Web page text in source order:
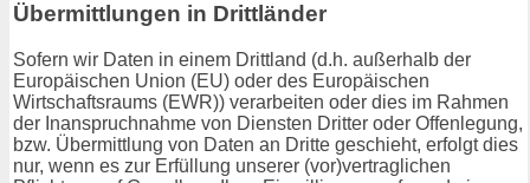
Übermittlungen in Drittländer
Sofern wir Daten in einem Drittland (d.h. außerhalb der
Europäischen Union (EU) oder des Europäischen
Wirtschaftsraums (EWR)) verarbeiten oder dies im Rahmen
der Inanspruchnahme von Diensten Dritter oder Offenlegung,
bzw. Übermittlung von Daten an Dritte geschieht, erfolgt dies
nur, wenn es zur Erfüllung unserer (vor)vertraglichen